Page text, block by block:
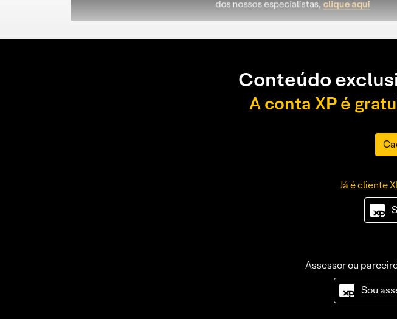
Conteúdo
A conta XP é
Já é cliente
Assessor ou
Sou